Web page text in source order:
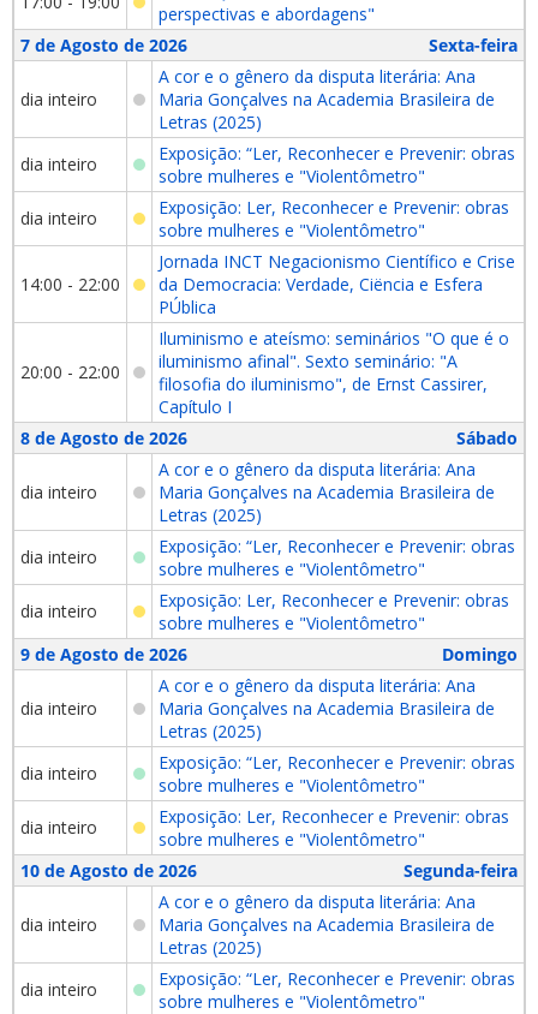
perspectivas e abordagens"
7 de Agosto de 2026
Sexta-feira
dia inteiro
A cor e o gênero da disputa literária: Ana
Maria Gonçalves na Academia Brasileira de
Letras (2025)
dia inteiro
Exposição: “Ler, Reconhecer e Prevenir: obras
sobre mulheres e "Violentômetro"
dia inteiro
Exposição: Ler, Reconhecer e Prevenir: obras
sobre mulheres e "Violentômetro"
14:00 - 22:00
Jornada INCT Negacionismo Científico e Crise
da Democracia: Verdade, Ciëncia e Esfera
PÚblica
20:00 - 22:00
Iluminismo e ateísmo: seminários "O que é o
iluminismo afinal". Sexto seminário: "A
filosofia do iluminismo", de Ernst Cassirer,
Capítulo I
8 de Agosto de 2026
Sábado
dia inteiro
A cor e o gênero da disputa literária: Ana
Maria Gonçalves na Academia Brasileira de
Letras (2025)
dia inteiro
Exposição: “Ler, Reconhecer e Prevenir: obras
sobre mulheres e "Violentômetro"
dia inteiro
Exposição: Ler, Reconhecer e Prevenir: obras
sobre mulheres e "Violentômetro"
9 de Agosto de 2026
Domingo
dia inteiro
A cor e o gênero da disputa literária: Ana
Maria Gonçalves na Academia Brasileira de
Letras (2025)
dia inteiro
Exposição: “Ler, Reconhecer e Prevenir: obras
sobre mulheres e "Violentômetro"
dia inteiro
Exposição: Ler, Reconhecer e Prevenir: obras
sobre mulheres e "Violentômetro"
10 de Agosto de 2026
Segunda-feira
dia inteiro
A cor e o gênero da disputa literária: Ana
Maria Gonçalves na Academia Brasileira de
Letras (2025)
dia inteiro
Exposição: “Ler, Reconhecer e Prevenir: obras
sobre mulheres e "Violentômetro"